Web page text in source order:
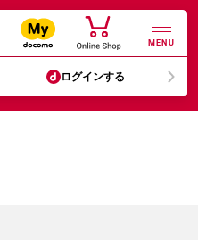
MENU
ログインする